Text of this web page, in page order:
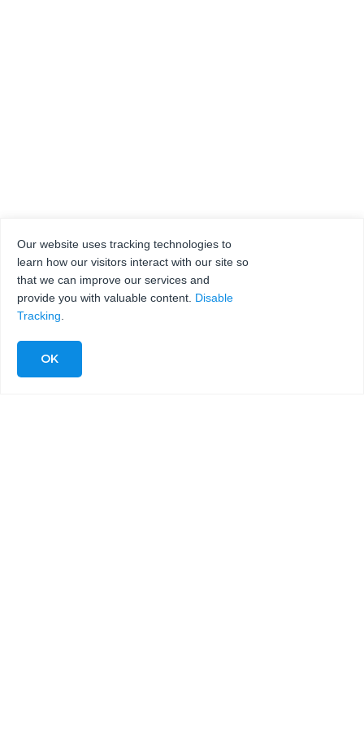
Our website uses tracking technologies to
learn how our visitors interact with our site so
that we can improve our services and
provide you with valuable content. Disable
Tracking